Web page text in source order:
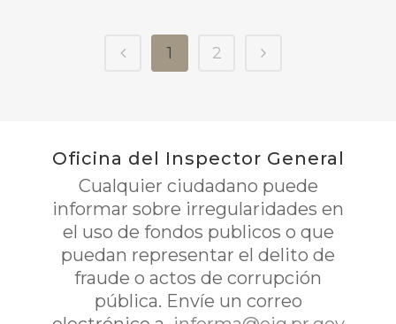
1 2
Oficina del Inspector General
Cualquier ciudadano puede
informar sobre irregularidades en
el uso de fondos publicos o que
puedan representar el delito de
fraude o actos de corrupción
pública. Envíe un correo